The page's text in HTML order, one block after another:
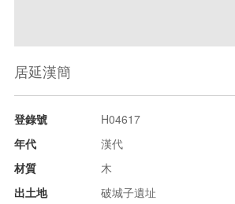
居延漢簡
登錄號
H04617
年代
漢代
材質
木
出土地
破城子遺址